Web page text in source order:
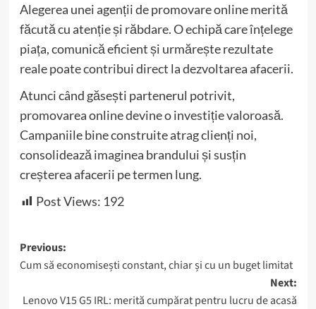
Alegerea unei agenții de promovare online merită
făcută cu atenție și răbdare. O echipă care înțelege
piața, comunică eficient și urmărește rezultate
reale poate contribui direct la dezvoltarea afacerii.
Atunci când găsești partenerul potrivit,
promovarea online devine o investiție valoroasă.
Campaniile bine construite atrag clienți noi,
consolidează imaginea brandului și susțin
creșterea afacerii pe termen lung.
Post Views: 192
Post
navigation
Previous:
Cum să economisești constant, chiar și cu un buget limitat
Next:
Lenovo V15 G5 IRL: merită cumpărat pentru lucru de acasă